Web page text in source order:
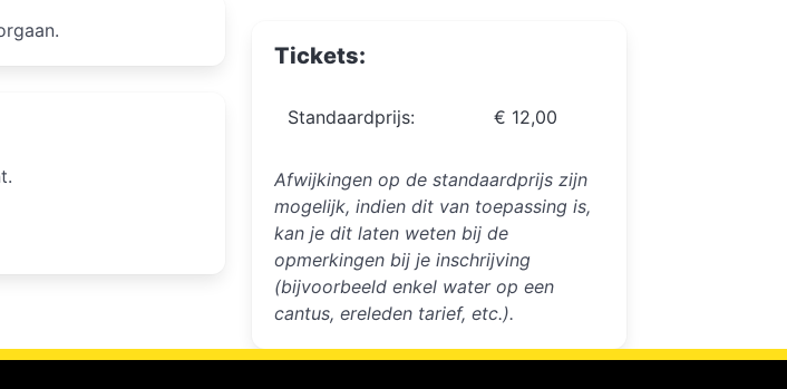
Tickets:
Standaardprijs: € 12,00
Afwijkingen op de standaardprijs zijn
mogelijk, indien dit van toepassing is,
kan je dit laten weten bij de
opmerkingen bij je inschrijving
(bijvoorbeeld enkel water op een
cantus, ereleden tarief, etc.).